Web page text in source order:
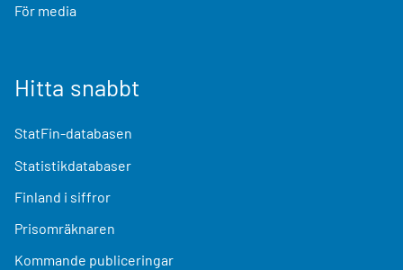
För media
Hitta snabbt
StatFin-databasen
Statistikdatabaser
Finland i siffror
Prisomräknaren
Kommande publiceringar